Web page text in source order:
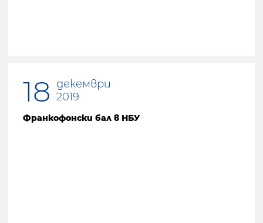
18 декември
2019
Франкофонски бал в НБУ